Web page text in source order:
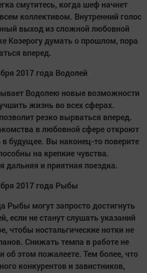
смутитесь, когда шеф начнет
коллективом. Внутренний голос
выход из сложной любовной
Козерогу думать о прошлом, пора
вперед.
2017 года Водолей
Водолею новые возможности
жизнь во всех сферах.
резко вырваться вперед.
в любовной сфере откроют
будущее. Вы наконец-то поверите
на крепкие чувства.
дальняя и приятная поездка.
2017 года Рыбы
Рыбы могут запросто достигнуть
если не станут слушать указаний
чтобы ностальгические нотки не
Снижать темпа в работе не
об этом пожалеете. Тем более, что
конкурентов и завистников,